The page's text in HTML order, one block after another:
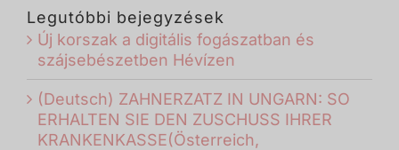
Legutóbbi bejegyzések
Új korszak a digitális fogászatban és
szájsebészetben Hévízen
(Deutsch) ZAHNERZATZ IN UNGARN: SO
ERHALTEN SIE DEN ZUSCHUSS IHRER
KRANKENKASSE(Österreich,